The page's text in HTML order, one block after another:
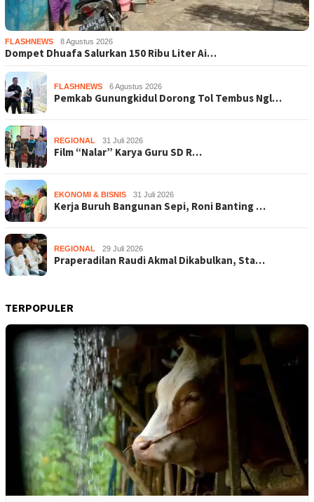
FLASHNEWS 8 Agustus 2026
Dompet Dhuafa Salurkan 150 Ribu Liter Ai…
FLASHNEWS 6 Agustus 2026
Pemkab Gunungkidul Dorong Tol Tembus Ngl…
REGIONAL 31 Juli 2026
Film “Nalar” Karya Guru SD R…
EKONOMI & BISNIS 31 Juli 2026
Kerja Buruh Bangunan Sepi, Roni Banting …
REGIONAL 29 Juli 2026
Praperadilan Raudi Akmal Dikabulkan, Sta…
TERPOPULER